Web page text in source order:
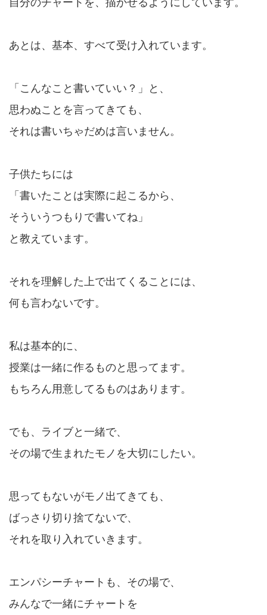
自分のチャートを、描かせるようにしています。
あとは、基本、すべて受け入れています。
「こんなこと書いていい？」と、
思わぬことを言ってきても、
それは書いちゃだめは言いません。
子供たちには
「書いたことは実際に起こるから、
そういうつもりで書いてね」
と教えています。
それを理解した上で出てくることには、
何も言わないです。
私は基本的に、
授業は一緒に作るものと思ってます。
もちろん用意してるものはあります。
でも、ライブと一緒で、
その場で生まれたモノを大切にしたい。
思ってもないがモノ出てきても、
ばっさり切り捨てないで、
それを取り入れていきます。
エンパシーチャートも、その場で、
みんなで一緒にチャートを